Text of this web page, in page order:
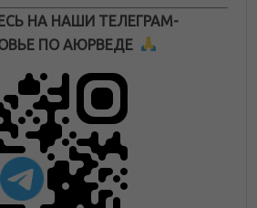
НА НАШИ ТЕЛЕГРАМ-
ПО АЮРВЕДЕ